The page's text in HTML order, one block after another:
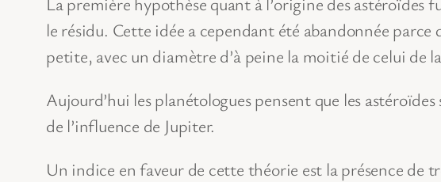
le résidu. Cette idée a cependant été abandonnée
petite, avec un diamètre d’à peine la moitié de celui de la
Aujourd’hui les planétologues pensent que les
de l’influence de Jupiter.
Un indice en faveur de cette théorie est la présence de